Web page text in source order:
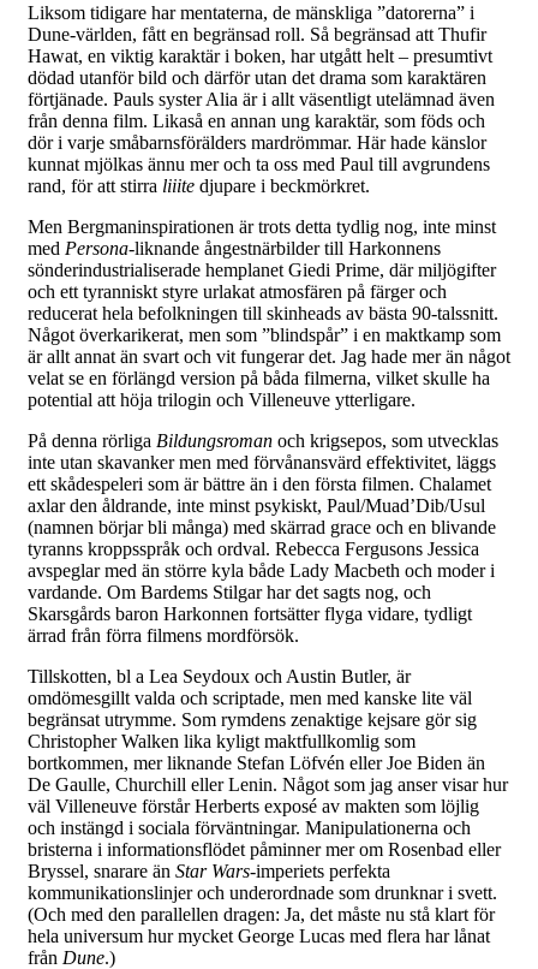
Liksom tidigare har mentaterna, de mänskliga ”datorerna” i
Dune-världen, fått en begränsad roll. Så begränsad att Thufir
Hawat, en viktig karaktär i boken, har utgått helt – presumtivt
dödad utanför bild och därför utan det drama som karaktären
förtjänade. Pauls syster Alia är i allt väsentligt utelämnad även
från denna film. Likaså en annan ung karaktär, som föds och
dör i varje småbarnsförälders mardrömmar. Här hade känslor
kunnat mjölkas ännu mer och ta oss med Paul till avgrundens
rand, för att stirra liiite djupare i beckmörkret.
Men Bergmaninspirationen är trots detta tydlig nog, inte minst
med Persona-liknande ångestnärbilder till Harkonnens
sönderindustrialiserade hemplanet Giedi Prime, där miljögifter
och ett tyranniskt styre urlakat atmosfären på färger och
reducerat hela befolkningen till skinheads av bästa 90-talssnitt.
Något överkarikerat, men som ”blindspår” i en maktkamp som
är allt annat än svart och vit fungerar det. Jag hade mer än något
velat se en förlängd version på båda filmerna, vilket skulle ha
potential att höja trilogin och Villeneuve ytterligare.
På denna rörliga Bildungsroman och krigsepos, som utvecklas
inte utan skavanker men med förvånansvärd effektivitet, läggs
ett skådespeleri som är bättre än i den första filmen. Chalamet
axlar den åldrande, inte minst psykiskt, Paul/Muad’Dib/Usul
(namnen börjar bli många) med skärrad grace och en blivande
tyranns kroppsspråk och ordval. Rebecca Fergusons Jessica
avspeglar med än större kyla både Lady Macbeth och moder i
vardande. Om Bardems Stilgar har det sagts nog, och
Skarsgårds baron Harkonnen fortsätter flyga vidare, tydligt
ärrad från förra filmens mordförsök.
Tillskotten, bl a Lea Seydoux och Austin Butler, är
omdömesgillt valda och scriptade, men med kanske lite väl
begränsat utrymme. Som rymdens zenaktige kejsare gör sig
Christopher Walken lika kyligt maktfullkomlig som
bortkommen, mer liknande Stefan Löfvén eller Joe Biden än
De Gaulle, Churchill eller Lenin. Något som jag anser visar hur
väl Villeneuve förstår Herberts exposé av makten som löjlig
och instängd i sociala förväntningar. Manipulationerna och
bristerna i informationsflödet påminner mer om Rosenbad eller
Bryssel, snarare än Star Wars-imperiets perfekta
kommunikationslinjer och underordnade som drunknar i svett.
(Och med den parallellen dragen: Ja, det måste nu stå klart för
hela universum hur mycket George Lucas med flera har lånat
från Dune.)